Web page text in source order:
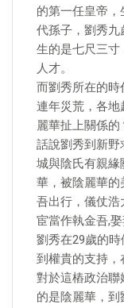
的第一任皇帝
代孫子，劉秀九
生的是七尺三寸
人才。
而劉秀所在的時
連年災荒，各地
麗華扯上關係的
話說劉秀到新
城與陰氏有親
華，被陰麗華的
吾出行，儀仗
宦當作執金吾,娶
劉秀在29歲的
到權貴的支持，
對於這樁政治聯
的是陰麗華，